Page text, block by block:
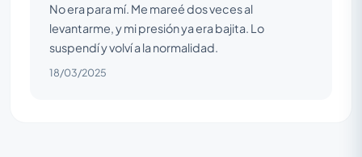
No era para mí. Me mareé dos veces al
levantarme, y mi presión ya era bajita. Lo
suspendí y volví a la normalidad.
18/03/2025